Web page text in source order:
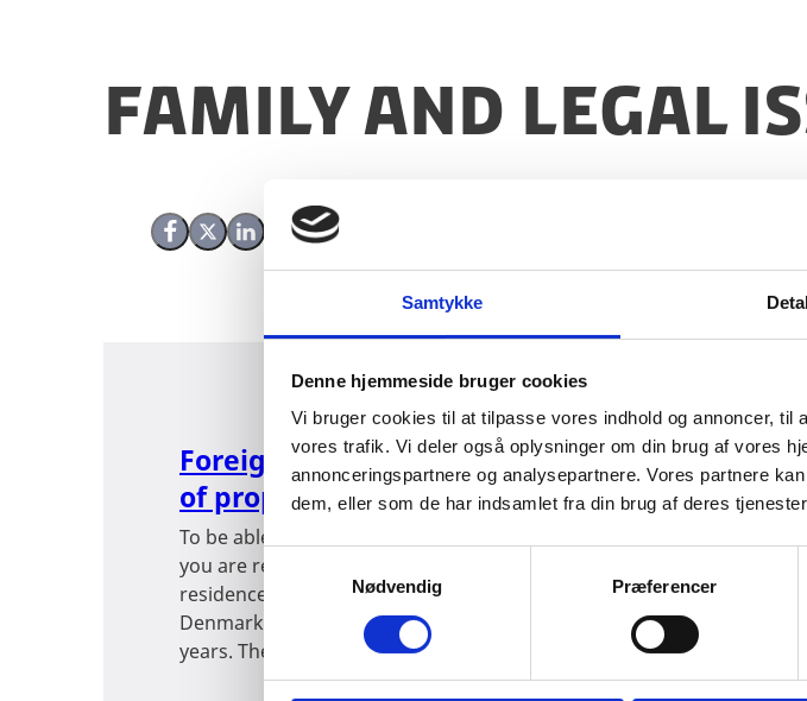
Samtykke
Denne hjemmeside bruger cookies
Vi bruger cookies til at tilpasse vores indhold og annoncer,
vores trafik. Vi deler også oplysninger om din brug af vores
annonceringspartnere og analysepartnere. Vores partnere
dem, eller som de har indsamlet fra din brug af deres
S
a
t
Nødvendig Præferencer
Family and legal
Share on Facebook
Share on X (Twitter)
Share on LinkedIn
Foreign citizens' acquisition
of property in Denmark
To be able to purchase property in Denmark
you are required to have either a permanent
residence in Denmark or have lived in
Denmark for a consecutive period of five
years. The permission is obtain...